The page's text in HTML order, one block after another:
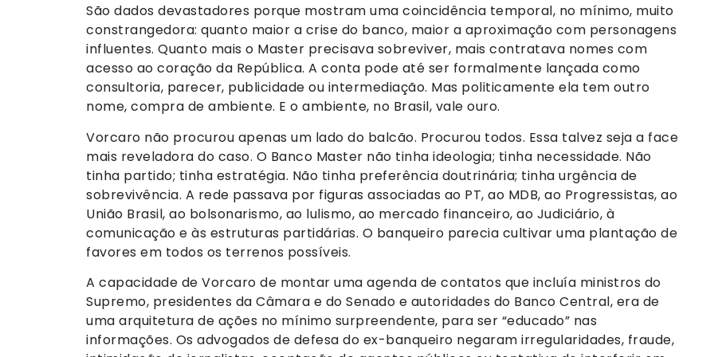
São dados devastadores porque mostram uma coincidência temporal, no mínimo, muito
constrangedora: quanto maior a crise do banco, maior a aproximação com personagens
influentes. Quanto mais o Master precisava sobreviver, mais contratava nomes com
acesso ao coração da República. A conta pode até ser formalmente lançada como
consultoria, parecer, publicidade ou intermediação. Mas politicamente ela tem outro
nome, compra de ambiente. E o ambiente, no Brasil, vale ouro.
Vorcaro não procurou apenas um lado do balcão. Procurou todos. Essa talvez seja a face
mais reveladora do caso. O Banco Master não tinha ideologia; tinha necessidade. Não
tinha partido; tinha estratégia. Não tinha preferência doutrinária; tinha urgência de
sobrevivência. A rede passava por figuras associadas ao PT, ao MDB, ao Progressistas, ao
União Brasil, ao bolsonarismo, ao lulismo, ao mercado financeiro, ao Judiciário, à
comunicação e às estruturas partidárias. O banqueiro parecia cultivar uma plantação de
favores em todos os terrenos possíveis.
A capacidade de Vorcaro de montar uma agenda de contatos que incluía ministros do
Supremo, presidentes da Câmara e do Senado e autoridades do Banco Central, era de
uma arquitetura de ações no mínimo surpreendente, para ser “educado” nas
informações. Os advogados de defesa do ex-banqueiro negaram irregularidades, fraude,